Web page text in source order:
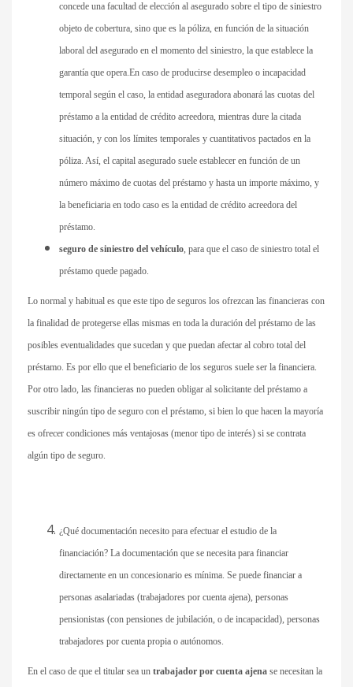
concede una facultad de elección al asegurado sobre el tipo de siniestro
objeto de cobertura, sino que es la póliza, en función de la situación
laboral del asegurado en el momento del siniestro, la que establece la
garantía que opera.En caso de producirse desempleo o incapacidad
temporal según el caso, la entidad aseguradora abonará las cuotas del
préstamo a la entidad de crédito acreedora, mientras dure la citada
situación, y con los límites temporales y cuantitativos pactados en la
póliza. Así, el capital asegurado suele establecer en función de un
número máximo de cuotas del préstamo y hasta un importe máximo, y
la beneficiaria en todo caso es la entidad de crédito acreedora del
préstamo.
seguro de siniestro del vehículo, para que el caso de siniestro total el
préstamo quede pagado.
Lo normal y habitual es que este tipo de seguros los ofrezcan las financieras con
la finalidad de protegerse ellas mismas en toda la duración del préstamo de las
posibles eventualidades que sucedan y que puedan afectar al cobro total del
préstamo. Es por ello que el beneficiario de los seguros suele ser la financiera.
Por otro lado, las financieras no pueden obligar al solicitante del préstamo a
suscribir ningún tipo de seguro con el préstamo, si bien lo que hacen la mayoría
es ofrecer condiciones más ventajosas (menor tipo de interés) si se contrata
algún tipo de seguro.
¿Qué documentación necesito para efectuar el estudio de la
financiación? La documentación que se necesita para financiar
directamente en un concesionario es mínima. Se puede financiar a
personas asalariadas (trabajadores por cuenta ajena), personas
pensionistas (con pensiones de jubilación, o de incapacidad), personas
trabajadores por cuenta propia o autónomos.
En el caso de que el titular sea un trabajador por cuenta ajena se necesitan la